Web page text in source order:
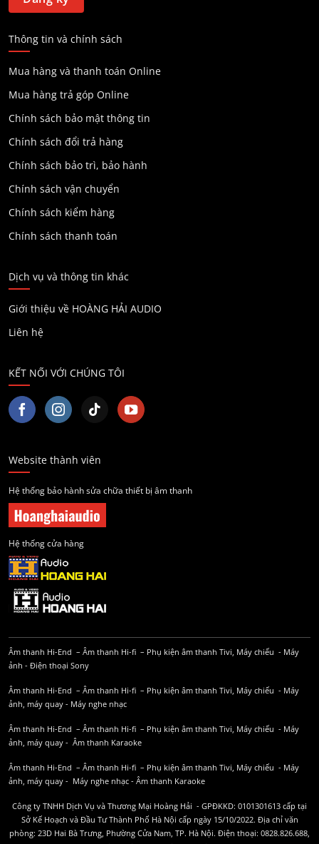
Thông tin và chính sách
Mua hàng và thanh toán Online
Mua hàng trả góp Online
Chính sách bảo mật thông tin
Chính sách đổi trả hàng
Chính sách bảo trì, bảo hành
Chính sách vận chuyển
Chính sách kiểm hàng
Chính sách thanh toán
Dịch vụ và thông tin khác
Giới thiệu về HOÀNG HẢI AUDIO
Liên hệ
KẾT NỐI VỚI CHÚNG TÔI
Website thành viên
Hệ thống bảo hành sửa chữa thiết bị âm thanh
Hệ thống cửa hàng
Âm thanh Hi-End – Âm thanh Hi-fi – Phụ kiện âm thanh Tivi, Máy chiếu - Máy
ảnh - Điện thoại Sony
Âm thanh Hi-End – Âm thanh Hi-fi – Phụ kiện âm thanh Tivi, Máy chiếu - Máy
ảnh, máy quay - Máy nghe nhạc
Âm thanh Hi-End – Âm thanh Hi-fi – Phụ kiện âm thanh Tivi, Máy chiếu - Máy
ảnh, máy quay - Âm thanh Karaoke
Âm thanh Hi-End – Âm thanh Hi-fi – Phụ kiện âm thanh Tivi, Máy chiếu - Máy
ảnh, máy quay - Máy nghe nhạc - Âm thanh Karaoke
Công ty TNHH Dịch Vụ và Thương Mại Hoàng Hải - GPĐKKD: 0101301613 cấp tại
Sở Kế Hoạch và Đầu Tư Thành Phố Hà Nội cấp ngày 15/10/2022. Địa chỉ văn
phòng: 23D Hai Bà Trưng, Phường Cửa Nam, TP. Hà Nội. Điện thoại: 0828.826.688,